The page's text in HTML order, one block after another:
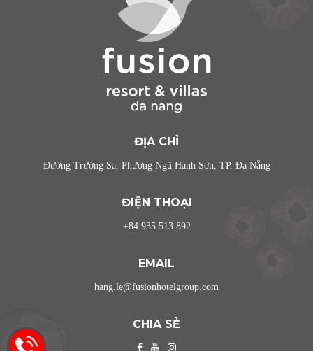
ĐỊA CHỈ
Đường Trường Sa, Phường Ngũ Hành Sơn, TP. Đà Nẵng
ĐIỆN THOẠI
+84 935 513 892
EMAIL
hang.le@fusionhotelgroup.com
CHIA SẺ